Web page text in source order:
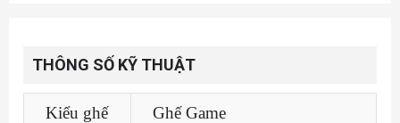
THÔNG SỐ KỸ THUẬT
Kiểu ghế Ghế Game